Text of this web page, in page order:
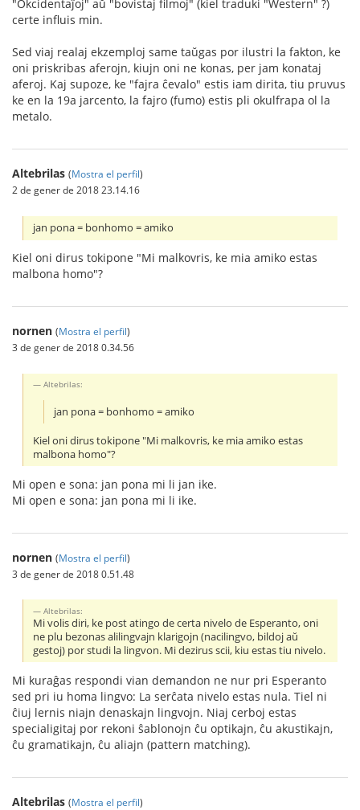
"Okcidentaĵoj" aŭ "bovistaj filmoj" (kiel traduki "Western" ?)
certe influis min.
Sed viaj realaj ekzemploj same taŭgas por ilustri la fakton, ke
oni priskribas aferojn, kiujn oni ne konas, per jam konataj
aferoj. Kaj supoze, ke "fajra ĉevalo" estis iam dirita, tiu pruvus
ke en la 19a jarcento, la fajro (fumo) estis pli okulfrapa ol la
metalo.
Altebrilas (Mostra el perfil)
2 de gener de 2018 23.14.16
jan pona = bonhomo = amiko
Kiel oni dirus tokipone "Mi malkovris, ke mia amiko estas
malbona homo"?
nornen (Mostra el perfil)
3 de gener de 2018 0.34.56
Altebrilas:
jan pona = bonhomo = amiko
Kiel oni dirus tokipone "Mi malkovris, ke mia amiko estas
malbona homo"?
Mi open e sona: jan pona mi li jan ike.
Mi open e sona: jan pona mi li ike.
nornen (Mostra el perfil)
3 de gener de 2018 0.51.48
Altebrilas:
Mi volis diri, ke post atingo de certa nivelo de Esperanto, oni
ne plu bezonas alilingvajn klarigojn (nacilingvo, bildoj aŭ
gestoj) por studi la lingvon. Mi dezirus scii, kiu estas tiu nivelo.
Mi kuraĝas respondi vian demandon ne nur pri Esperanto
sed pri iu homa lingvo: La serĉata nivelo estas nula. Tiel ni
ĉiuj lernis niajn denaskajn lingvojn. Niaj cerboj estas
specialigitaj por rekoni ŝablonojn ĉu optikajn, ĉu akustikajn,
ĉu gramatikajn, ĉu aliajn (pattern matching).
Altebrilas (Mostra el perfil)